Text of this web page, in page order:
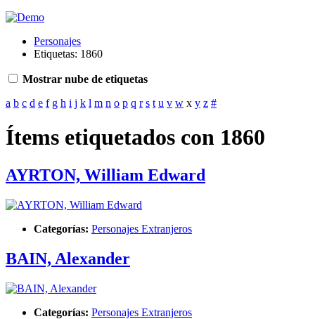
Personajes
Etiquetas: 1860
Mostrar nube de etiquetas
a b c d e f g h i j k l m n o p q r s t u v w x y z #
Ítems etiquetados con 1860
AYRTON, William Edward
Categorías: Personajes Extranjeros
BAIN, Alexander
Categorías: Personajes Extranjeros